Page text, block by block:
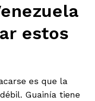
estos
es que la
Guainía tiene